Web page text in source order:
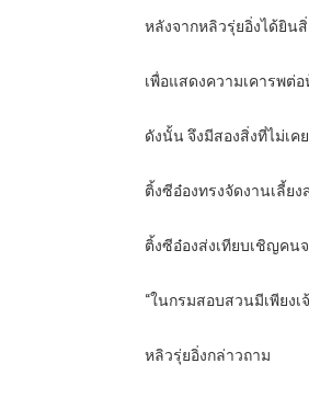
หลังจากหลิวรุ่ยอิ่งได้ยิน
เพื่อแสดงความเคารพต่
ดังนั้น จึงมีสองสิ่งที่ไม่เ
ติ้งซีอ๋องทรงจัดงานเลี้ย
ติ้งซีอ๋องส่งเทียบเชิญคน
“ในกรมสอบสวนมีเพียง
หลิวรุ่ยอิ่งกล่าวถาม